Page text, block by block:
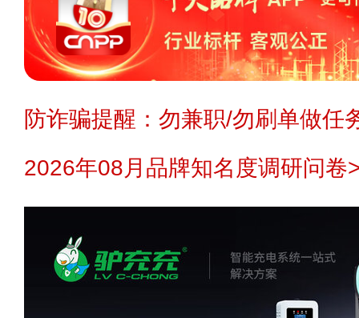
防诈骗提醒：勿兼职/勿刷单做任
2026年08月品牌知名度调研问卷